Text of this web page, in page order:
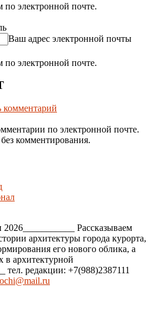
по электронной почте.
Ваш адрес электронной почты
по электронной почте.
комментарий
по электронной почте.
без комментирования.
Рассказываем
архитектуры города курорта,
его нового облика, а
в архитектурной
тел. редакции: +7(988)2387111